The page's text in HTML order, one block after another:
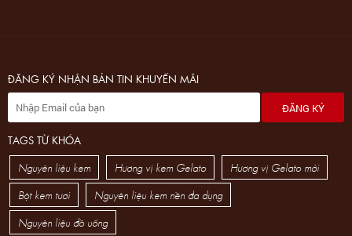
ĐĂNG KÝ NHẬN BẢN TIN KHUYẾN MÃI
ĐĂNG KÝ
TAGS TỪ KHÓA
Nguyên liệu kem
Hương vị kem Gelato
Hương vị Gelato mới
Bột kem tươi
Nguyên liệu kem nền đa dụng
Nguyên liệu đồ uống